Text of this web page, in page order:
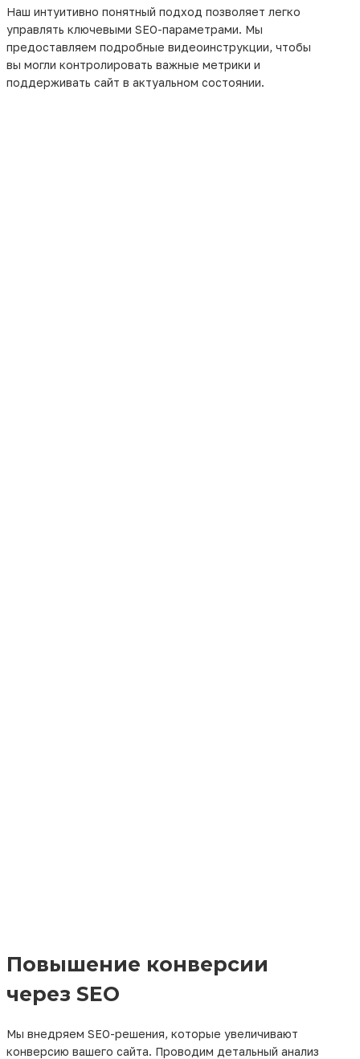
Наш интуитивно понятный подход позволяет легко
управлять ключевыми SEO-параметрами. Мы
предоставляем подробные видеоинструкции, чтобы
вы могли контролировать важные метрики и
поддерживать сайт в актуальном состоянии.
Повышение конверсии
через SEO
Мы внедряем SEO-решения, которые увеличивают
конверсию вашего сайта. Проводим детальный анализ